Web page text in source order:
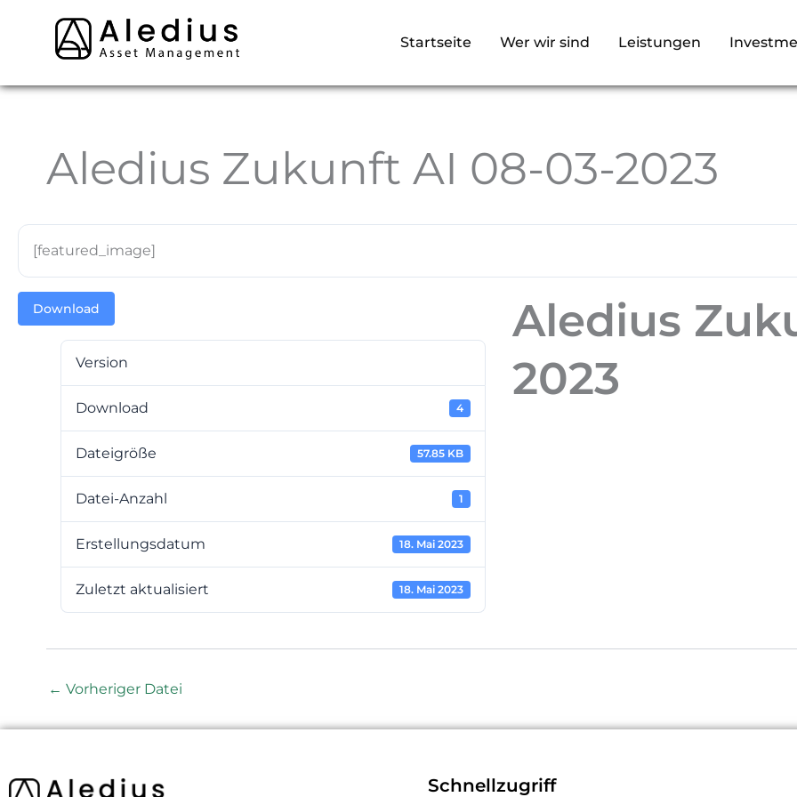
springen
Startseite Wer wir sind Leistungen
Aledius Zukunft AI 08-03-2023
[featured_image]
Download
Version
Download 4
Dateigröße 57.85 KB
Datei-Anzahl 1
Erstellungsdatum 18. Mai 2023
Zuletzt aktualisiert 18. Mai 2023
Aledius
2023
← Vorheriger Datei
Schnellzugriff